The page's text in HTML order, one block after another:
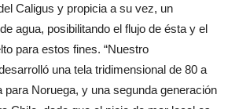
Caligus y propicia a su vez, un
agua, posibilitando el flujo de ésta y el
para estos fines. “Nuestro
una tela tridimensional de 80 a
para Noruega, y una segunda generación